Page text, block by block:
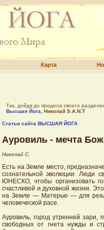
Карта
Так, дойдя до предела своего
Высшая Йога , Николай S.A.N.T
Статьи сайта ВЫСШАЯ ЙОГА
Ауровиль - мечта
Николай С.
Есть на Земле место,
сознательной эволюции. Люди
ЮНЕСКО, чтобы организовать
счастливой и духовной жизни.
на Земле — Матерью — для
человеческой расе.
Ауровиль, город утренней зари,
свободных от гнета нужды и